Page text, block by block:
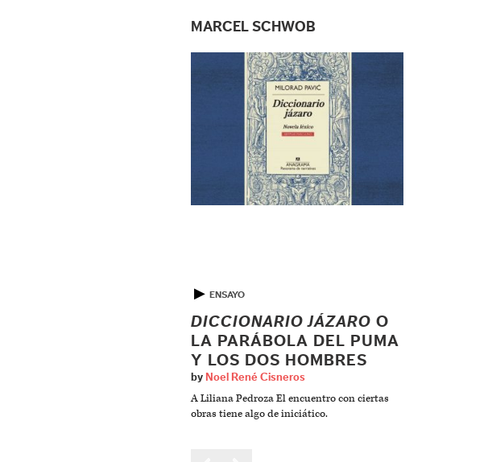
MARCEL SCHWOB
▶ ENSAYO
DICCIONARIO JÁZARO O
LA PARÁBOLA DEL PUMA
Y LOS DOS HOMBRES
by Noel René Cisneros
A Liliana Pedroza El encuentro con ciertas
obras tiene algo de iniciático.